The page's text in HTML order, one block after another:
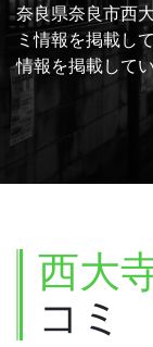
奈良県奈良市西
ミ情報を掲載し
情報を掲載して
西大
コミ